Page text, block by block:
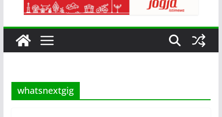
whatsnextgig